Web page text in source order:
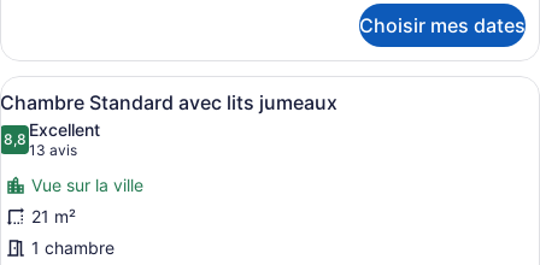
sur
la
plage
Chambre
supérieure
double,
sur
plage
Choisir mes dates
Afficher
toutes
les
photos
pour
ce
type
Une chambre d’hôtel avec deux
5
Chambre Standard avec lits jumeaux
8,88,8 sur 10
Excellent
13 avis
(13 avis)
Vue sur la ville
21 m²
1 chambre